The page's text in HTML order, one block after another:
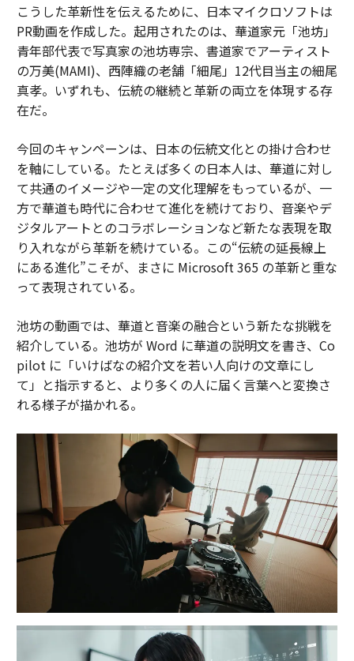
こうした革新性を伝えるために、日本マイクロソフトは
PR動画を作成した。起用されたのは、華道家元「池坊」
青年部代表で写真家の池坊専宗、書道家でアーティスト
の万美(MAMI)、西陣織の老舗「細尾」12代目当主の細尾
真孝。いずれも、伝統の継続と革新の両立を体現する存
在だ。
今回のキャンペーンは、日本の伝統文化との掛け合わせ
を軸にしている。たとえば多くの日本人は、華道に対し
て共通のイメージや一定の文化理解をもっているが、一
方で華道も時代に合わせて進化を続けており、音楽やデ
ジタルアートとのコラボレーションなど新たな表現を取
り入れながら革新を続けている。この“伝統の延長線上
にある進化”こそが、まさに Microsoft 365 の革新と重な
って表現されている。
池坊の動画では、華道と音楽の融合という新たな挑戦を
紹介している。池坊が Word に華道の説明文を書き、Co
pilot に「いけばなの紹介文を若い人向けの文章にし
て」と指示すると、より多くの人に届く言葉へと変換さ
れる様子が描かれる。